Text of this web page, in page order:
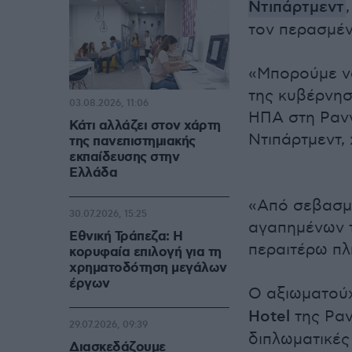
Ντιπάρτμεντ
τον
«Μπορούμε
της
ΗΠΑ στη
«Από
αγαπημένων
περαιτέρω
Ο
Hotel της
Κάτι αλλάζει στον χάρτη
της πανεπιστημιακής
εκπαίδευσης στην
Ελλάδα
03.08.2026, 11:06
Εθνική Τράπεζα: Η
κορυφαία επιλογή για τη
χρηματοδότηση μεγάλων
έργων
30.07.2026, 15:25
Διασκεδάζουμε
29.07.2026, 09:39